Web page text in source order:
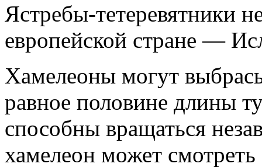
Ястребы-тетеревятники
европейской стране —
Хамелеоны могут
равное половине длины
способны вращаться
хамелеон может